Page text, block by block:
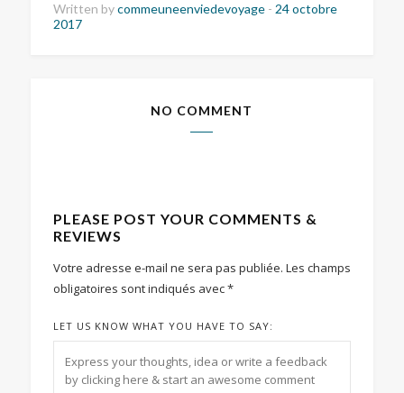
Written bycommeuneenviedevoyage - 24 octobre
2017
NO COMMENT
PLEASE POST YOUR COMMENTS &
REVIEWS
Votre adresse e-mail ne sera pas publiée. Les champs
obligatoires sont indiqués avec*
LET US KNOW WHAT YOU HAVE TO SAY: